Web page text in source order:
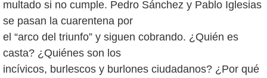
multado si no cumple. Pedro Sánchez y Pablo Iglesias
se pasan la cuarentena por
el “arco del triunfo” y siguen cobrando. ¿Quién es
casta? ¿Quiénes son los
incívicos, burlescos y burlones ciudadanos? ¿Por qué